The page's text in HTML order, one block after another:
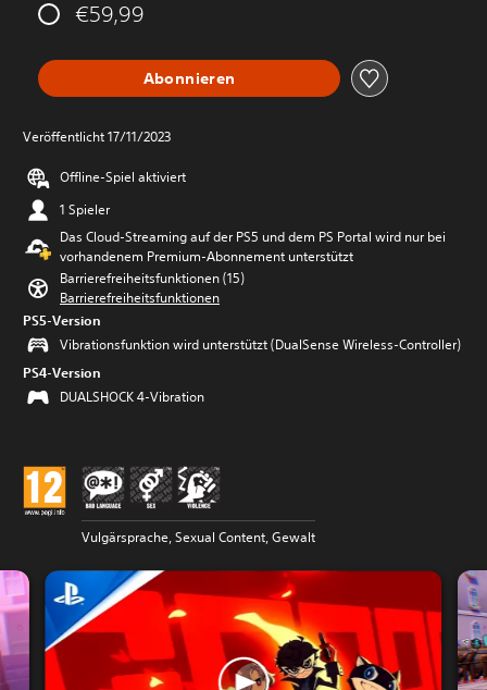
€59,99
Abonnieren
Veröffentlicht 17/11/2023
Offline-Spiel aktiviert
1 Spieler
Das Cloud-Streaming auf der PS5 und dem PS Portal wird nur bei
vorhandenem Premium-Abonnement unterstützt
Barrierefreiheitsfunktionen (15)
Barrierefreiheitsfunktionen
PS5-Version
Vibrationsfunktion wird unterstützt (DualSense Wireless-Controller)
PS4-Version
DUALSHOCK 4-Vibration
Vulgärsprache, Sexual Content, Gewalt